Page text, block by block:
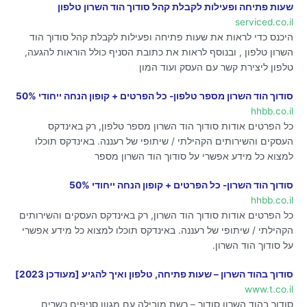
שעות פתיחה ופעילות לקבלת קהל סודוך הוד השרון טלפון
serviced.co.il
היכנס כדי לראות את שעות פתיחה ופעילות לקבלת קהל סודוך הוד
השרון טלפון , ובנוסף לראות את כתובת הסניף כולל הוראות להגעה,
טלפון ליצירת קשר עם העסק ועוד המון
סודוך הוד השרון מספר טלפון- כל הפרטים + קופון הנחה ייחודי 50%
hhbb.co.il
כל הפרטים אודות סודוך הוד השרון מספר טלפון, רק באינדקס
העסקים והשירותים הקהילתי / שיתופי של רעננה. באינדקס תוכלו
למצוא כל מידע אפשרי על סודוך הוד השרון מספר
סודוך הוד השרון- כל הפרטים + קופון הנחה ייחודי 50%
hhbb.co.il
כל הפרטים אודות סודוך הוד השרון, רק באינדקס העסקים והשירותים
הקהילתי / שיתופי של רעננה. באינדקס תוכלו למצוא כל מידע אפשרי
על סודוך הוד השרון.
סודוך בהוד השרון – שעות פתיחה, טלפון ואיך להגיע [מעודכן 2023]
www.t.co.il
סודוך בהוד השרון סודוך – רשת מובילה עם מגוון סניפים כשרים